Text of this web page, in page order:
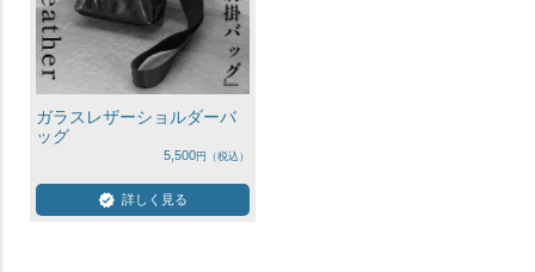
ガラスレザーショルダーバ
ッグ
5,500
詳しく見る